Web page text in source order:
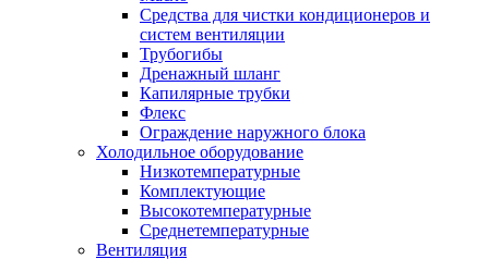
Средства для чистки кондиционеров и
систем вентиляции
Трубогибы
Дренажный шланг
Капилярные трубки
Флекс
Ограждение наружного блока
Холодильное оборудование
Низкотемпературные
Комплектующие
Высокотемпературные
Среднетемпературные
Вентиляция